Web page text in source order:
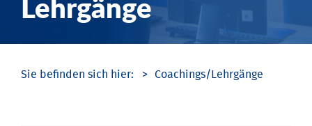
Coachings/­Lehrgänge